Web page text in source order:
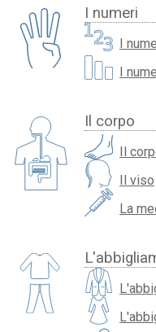
I numeri
I
I
Il corpo
Il
Il viso
La